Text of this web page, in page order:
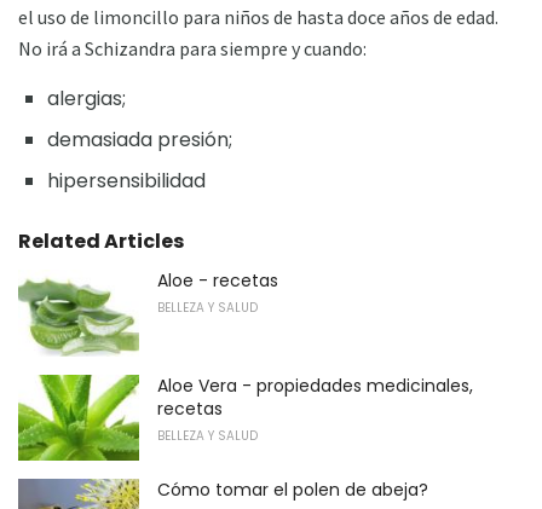
el uso de limoncillo para niños de hasta doce años de edad.
No irá a Schizandra para siempre y cuando:
alergias;
demasiada presión;
hipersensibilidad
Related Articles
Aloe - recetas
BELLEZA Y SALUD
Aloe Vera - propiedades medicinales,
recetas
BELLEZA Y SALUD
Cómo tomar el polen de abeja?